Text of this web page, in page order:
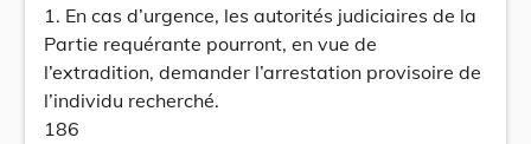
1. En cas d’urgence, les autorités judiciaires de la
Partie requérante pourront, en vue de
l’extradition, demander l’arrestation provisoire de
l’individu recherché.
186